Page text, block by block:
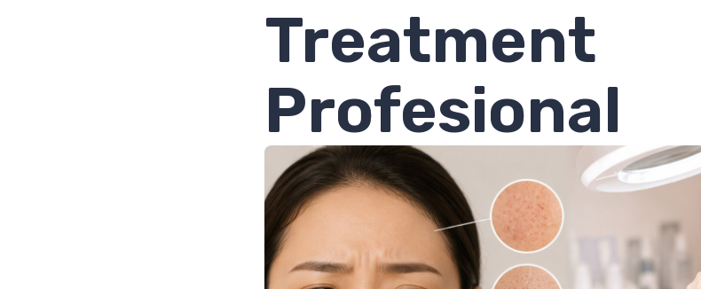
Treatment
Profesional